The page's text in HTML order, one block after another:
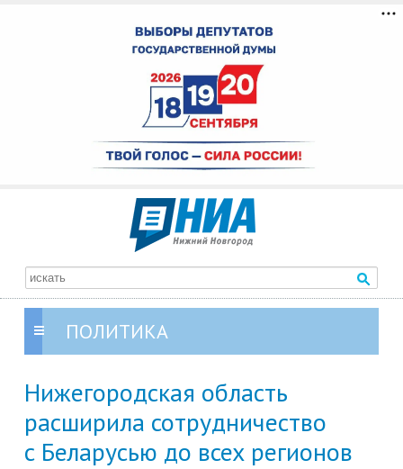
ПОЛИТИКА
Нижегородская область
расширила сотрудничество
с Беларусью до всех регионов